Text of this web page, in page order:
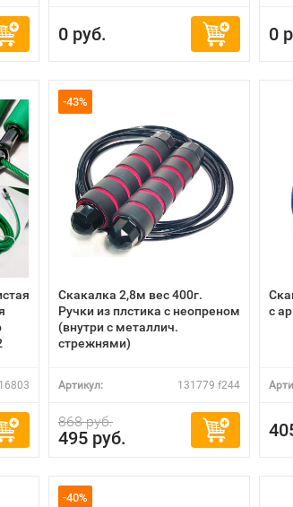
0 руб. 0
-43%
Скакалка 2,8м вес 400г.
Ручки из плстика с неопреном
(внутри с металлич.
стрежнями)
Артикул: 131779 f244
868 руб.
495 руб.
с
-40%